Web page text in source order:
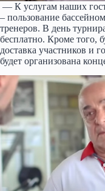
— К услугам наших
– пользование
тренеров. В день
бесплатно. Кроме того,
доставка участников и
будет организована